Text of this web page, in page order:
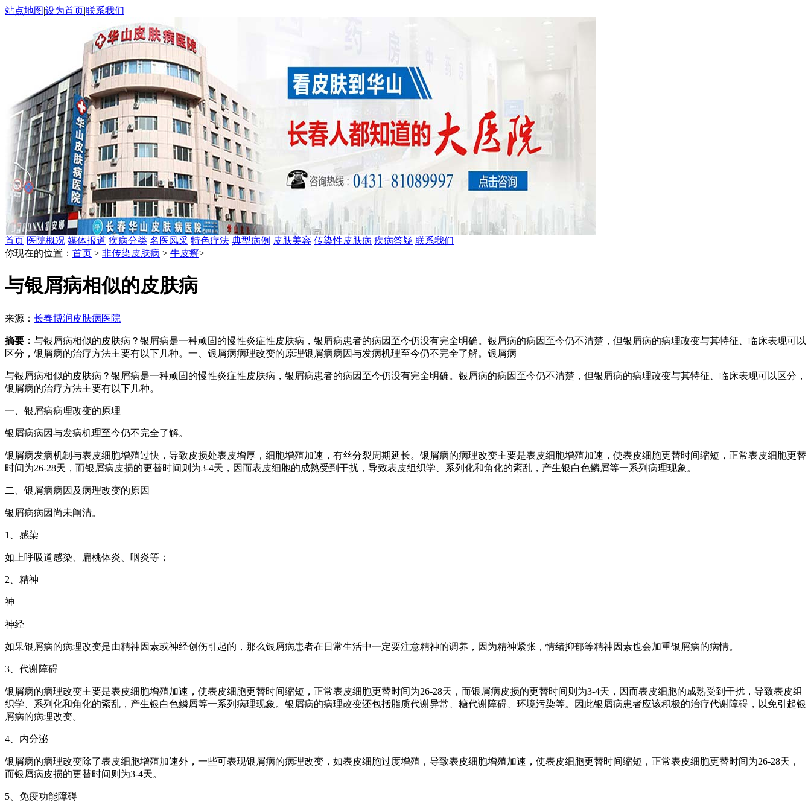
站点地图|设为首页|联系我们
首页 医院概况 媒体报道 疾病分类 名医风采 特色疗法 典型病例 皮肤美容 传染性皮肤病 疾病答疑 联系我们
你现在的位置： 首页 > 非传染皮肤病 > 牛皮癣>
与银屑病相似的皮肤病
来源： 长春博润皮肤病医院
摘要： 与银屑病相似的皮肤病？银屑病是一种顽固的慢性炎症性皮肤病，银屑病患者的病因至今仍没有完全明确。银屑病的病因至今仍不清楚，但银屑病的病理改变与其特征、临床表现可以
区分，银屑病的治疗方法主要有以下几种。一、银屑病病理改变的原理银屑病病因与发病机理至今仍不完全了解。银屑病
与银屑病相似的皮肤病？银屑病是一种顽固的慢性炎症性皮肤病，银屑病患者的病因至今仍没有完全明确。银屑病的病因至今仍不清楚，但银屑病的病理改变与其特征、临床表现可以区分，
银屑病的治疗方法主要有以下几种。
一、银屑病病理改变的原理
银屑病病因与发病机理至今仍不完全了解。
银屑病发病机制与表皮细胞增殖过快，导致皮损处表皮增厚，细胞增殖加速，有丝分裂周期延长。银屑病的病理改变主要是表皮细胞增殖加速，使表皮细胞更替时间缩短，正常表皮细胞更替
时间为26-28天，而银屑病皮损的更替时间则为3-4天，因而表皮细胞的成熟受到干扰，导致表皮组织学、系列化和角化的紊乱，产生银白色鳞屑等一系列病理现象。
二、银屑病病因及病理改变的原因
银屑病病因尚未阐清。
1、感染
如上呼吸道感染、扁桃体炎、咽炎等；
2、精神
神
神经
如果银屑病的病理改变是由精神因素或神经创伤引起的，那么银屑病患者在日常生活中一定要注意精神的调养，因为精神紧张，情绪抑郁等精神因素也会加重银屑病的病情。
3、代谢障碍
银屑病的病理改变主要是表皮细胞增殖加速，使表皮细胞更替时间缩短，正常表皮细胞更替时间为26-28天，而银屑病皮损的更替时间则为3-4天，因而表皮细胞的成熟受到干扰，导致表皮组
织学、系列化和角化的紊乱，产生银白色鳞屑等一系列病理现象。银屑病的病理改变还包括脂质代谢异常、糖代谢障碍、环境污染等。因此银屑病患者应该积极的治疗代谢障碍，以免引起银
屑病的病理改变。
4、内分泌
银屑病的病理改变除了表皮细胞增殖加速外，一些可表现银屑病的病理改变，如表皮细胞过度增殖，导致表皮细胞增殖加速，使表皮细胞更替时间缩短，正常表皮细胞更替时间为26-28天，
而银屑病皮损的更替时间则为3-4天。
5、免疫功能障碍